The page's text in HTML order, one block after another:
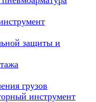
защиты и
грузов
инструмент